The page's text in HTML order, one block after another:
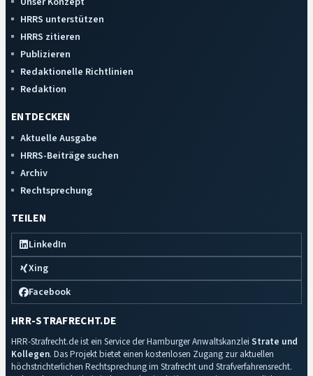
HRRS unterstützen
HRRS zitieren
Publizieren
Redaktionelle Richtlinien
Redaktion
ENTDECKEN
Aktuelle Ausgabe
HRRS-Beiträge suchen
Archiv
Rechtsprechung
TEILEN
LinkedIn
Xing
Facebook
HRR-STRAFRECHT.DE
HRR-Strafrecht.de ist ein Service der Hamburger Anwaltskanzlei Strate und
Kollegen. Das Projekt bietet einen kostenlosen Zugang zur aktuellen
höchstrichterlichen Rechtsprechung im Strafrecht und Strafverfahrensrecht.